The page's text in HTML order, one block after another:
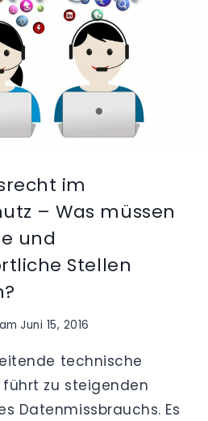
im
– Was müssen
und
Stellen
Juni 15, 2016
technische
führt zu steigenden
Datenmissbrauchs. Es